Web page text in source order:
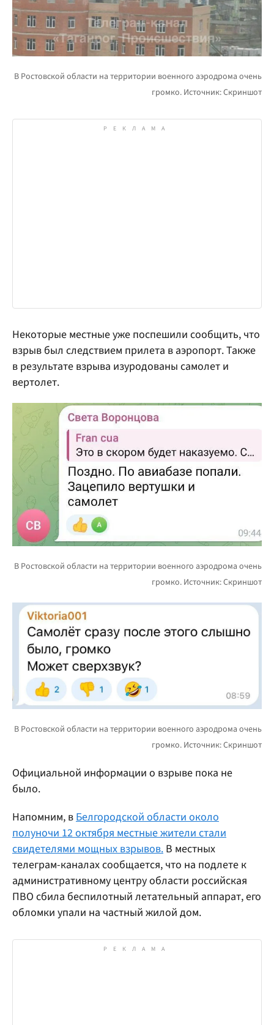
Некоторые местные уже поспешили сообщить, что
взрыв был следствием прилета в аэропорт. Также
в результате взрыва изуродованы самолет и
вертолет.
Официальной информации о взрыве пока не
было.
Напомним, вБелгородской области около
полуночи 12 октября местные жители стали
свидетелями мощных взрывов. В местных
телеграм-каналах сообщается, что на подлете к
административному центру области российская
ПВО сбила беспилотный летательный аппарат, его
обломки упали на частный жилой дом.